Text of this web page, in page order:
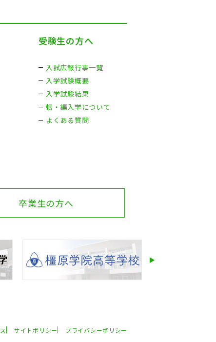
受験生の方へ
入試広報行事一覧
入学試験概要
入学試験結果
転・編入学について
よくある質問
卒業生の方へ
サイトポリシー プライバシーポリシー